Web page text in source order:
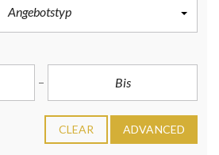
Angebotstyp
CLEAR ADVANCED